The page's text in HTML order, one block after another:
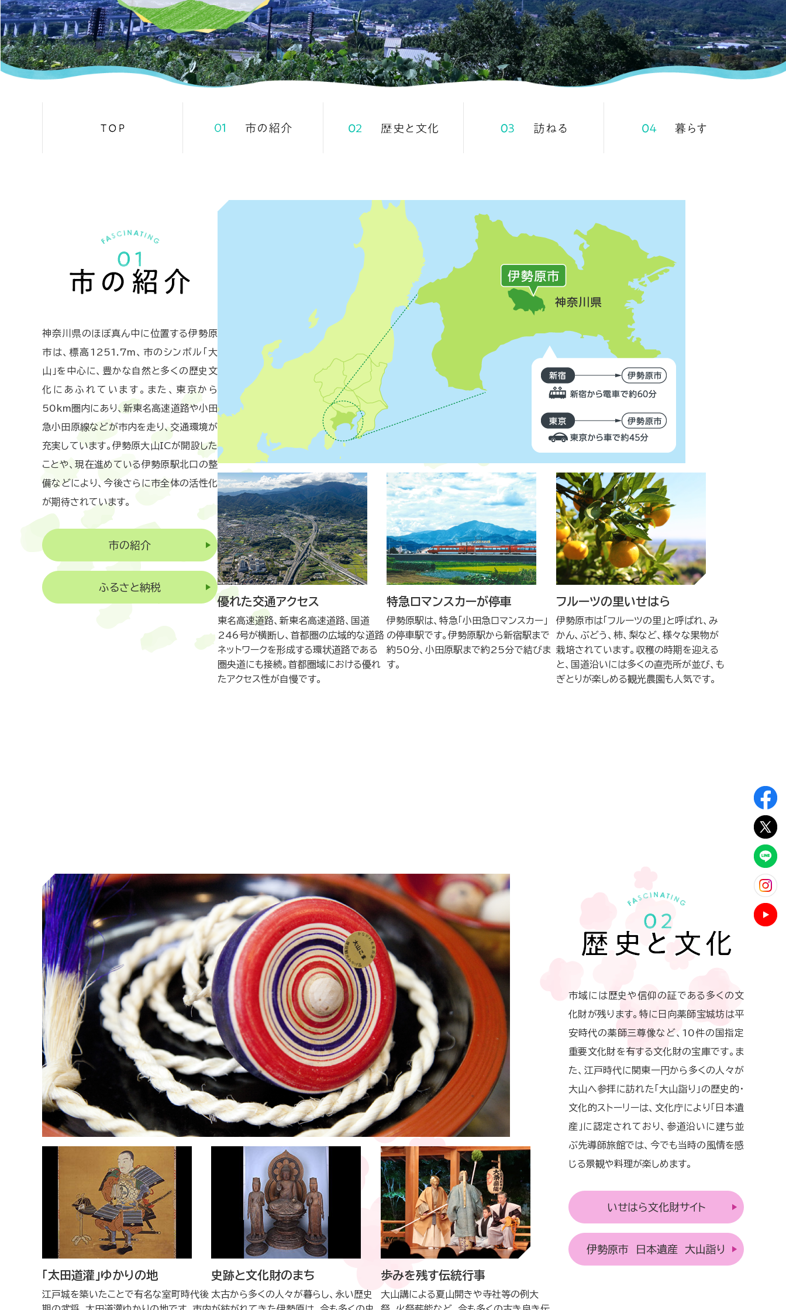
神奈川県のほぼ真ん中に位置する伊勢原
市は、標高1251.7m、市のシンボル「大
山」を中心に、豊かな自然と多くの歴史文
化にあふれています。また、東京から
50km圏内にあり、新東名高速道路や小田
急小田原線などが市内を走り、交通環境が
充実しています。伊勢原大山ICが開設した
ことや、現在進めている伊勢原駅北口の整
備などにより、今後さらに市全体の活性化
が期待されています。
市の紹介
ふるさと納税
優れた交通アクセス
東名高速道路、新東名高速道路、国道
246号が横断し、首都圏の広域的な道路
ネットワークを形成する環状道路である
圏央道にも接続。首都圏域における優れ
たアクセス性が自慢です。
特急ロマンスカーが停車
伊勢原駅は、特急「小田急ロマンスカー」
の停車駅です。伊勢原駅から新宿駅まで
約50分、小田原駅まで約25分で結びま
す。
フルーツの里いせはら
伊勢原市は「フルーツの里」と呼ばれ、み
かん、ぶどう、柿、梨など、様々な果物が
栽培されています。収穫の時期を迎える
と、国道沿いには多くの直売所が並び、も
ぎとりが楽しめる観光農園も人気です。
市域には歴史や信仰の証である多くの文
化財が残ります。特に日向薬師宝城坊は平
安時代の薬師三尊像など、10件の国指定
重要文化財を有する文化財の宝庫です。ま
た、江戸時代に関東一円から多くの人々が
大山へ参拝に訪れた「大山詣り」の歴史的・
文化的ストーリーは、文化庁により「日本遺
産」に認定されており、参道沿いに建ち並
ぶ先導師旅館では、今でも当時の風情を感
じる景観や料理が楽しめます。
いせはら文化財サイト
伊勢原市 日本遺産 大山詣り
「太田道灌」ゆかりの地
江戸城を築いたことで有名な室町時代後
史跡と文化財のまち
太古から多くの人々が暮らし、永い歴史
歩みを残す伝統行事
大山講による夏山開きや寺社等の例大